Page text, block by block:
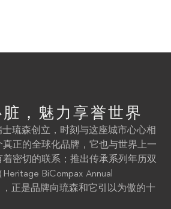
，魅力享誉世界
士琉森创立，时刻与这座城市心心相
正的全球化品牌，它也与世界上一
密切的联系；推出传承系列年历双
BiCompax Annual
，正是品牌向琉森和它引以为傲的十